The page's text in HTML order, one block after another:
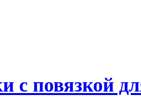
с повязкой